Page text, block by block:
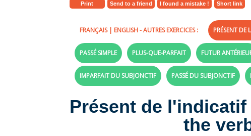
Print Send to a friend I found a mistake ! Short link
FRANÇAIS| ENGLISH- AUTRES EXERCICES : PRÉSENT DE
PASSÉ SIMPLE PLUS-QUE-PARFAIT FUTUR
IMPARFAIT DU SUBJONCTIF PASSÉ DU SUBJONCTIF
Présent de
the